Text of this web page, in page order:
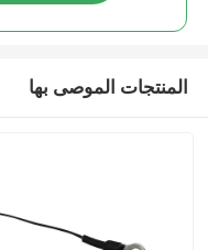
المنتجات الموصى بها